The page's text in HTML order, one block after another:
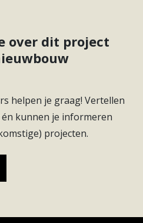
over dit project
helpen je graag! Vertellen
kunnen je informeren
projecten.